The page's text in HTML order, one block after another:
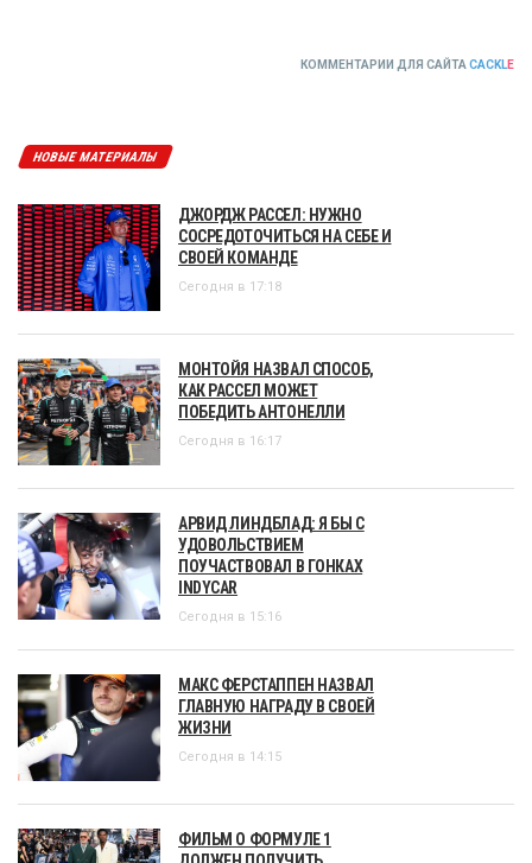
КОММЕНТАРИИ ДЛЯ САЙТА CACKLE
НОВЫЕ МАТЕРИАЛЫ
ДЖОРДЖ РАССЕЛ: НУЖНО
СОСРЕДОТОЧИТЬСЯ НА СЕБЕ И
СВОЕЙ КОМАНДЕ
Сегодня в 17:18
МОНТОЙЯ НАЗВАЛ СПОСОБ,
КАК РАССЕЛ МОЖЕТ
ПОБЕДИТЬ АНТОНЕЛЛИ
Сегодня в 16:17
АРВИД ЛИНДБЛАД: Я БЫ С
УДОВОЛЬСТВИЕМ
ПОУЧАСТВОВАЛ В ГОНКАХ
INDYCAR
Сегодня в 15:16
МАКС ФЕРСТАППЕН НАЗВАЛ
ГЛАВНУЮ НАГРАДУ В СВОЕЙ
ЖИЗНИ
Сегодня в 14:15
ФИЛЬМ О ФОРМУЛЕ 1